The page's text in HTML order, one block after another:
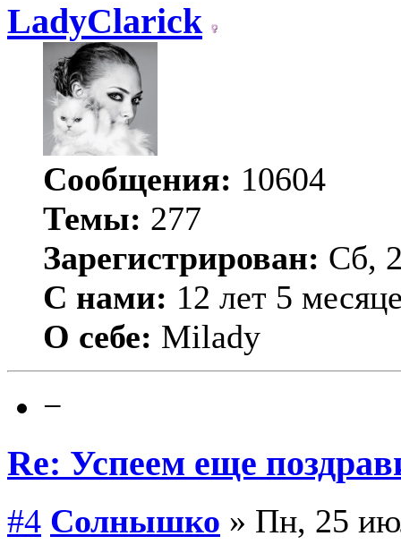
LadyClarick
Сообщения: 10604
Темы: 277
Зарегистрирован: Сб,
С нами: 12 лет 5
О себе: Milady
−
Re: Успеем еще
#4 Солнышко » Пн, 25